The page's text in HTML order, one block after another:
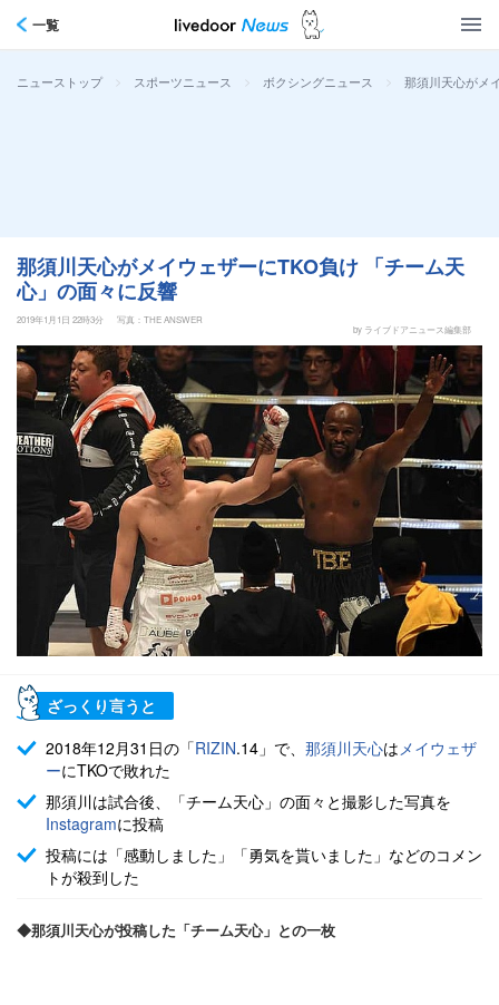
一覧
ニューストップ > スポーツニュース > ボクシングニュース > 那須川天心がメ
那須川天心がメイウェザーにTKO負け 「チーム天
心」の面々に反響
2019年1月1日 22時3分
写真：THE ANSWER
by ライブドアニュース編集部
ざっくり言うと
2018年12月31日の「RIZIN.14」で、 那須川天心は メイウェザ
ーにTKOで敗れた
那須川は試合後、「チーム天心」の面々と撮影した写真を
Instagramに投稿
投稿には「感動しました」「勇気を貰いました」などのコメン
トが殺到した
◆那須川天心が投稿した「チーム天心」との一枚